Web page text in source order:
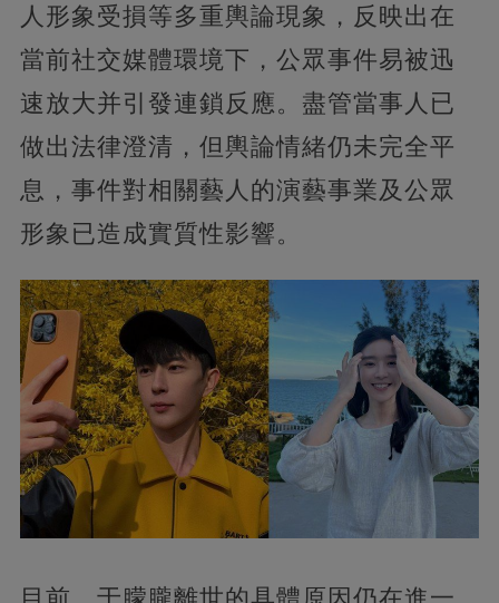
人形象受損等多重輿論現象，反映出在
當前社交媒體環境下，公眾事件易被迅
速放大并引發連鎖反應。盡管當事人已
做出法律澄清，但輿論情緒仍未完全平
息，事件對相關藝人的演藝事業及公眾
形象已造成實質性影響。